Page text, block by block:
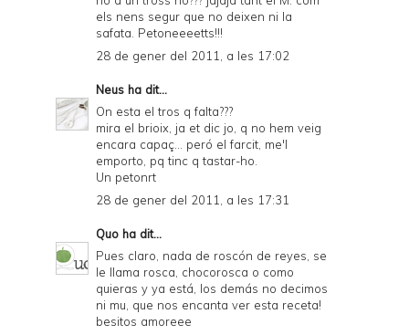
els nens segur que no deixen ni la
safata. Petoneeeetts!!!
28 de gener del 2011, a les 17:02
Neus ha dit...
On esta el tros q falta???
mira el brioix, ja et dic jo, q no hem veig
encara capaç... peró el farcit, me'l
emporto, pq tinc q tastar-ho.
Un petonrt
28 de gener del 2011, a les 17:31
Quo ha dit...
Pues claro, nada de roscón de reyes, se
le llama rosca, chocorosca o como
quieras y ya está, los demás no decimos
ni mu, que nos encanta ver esta receta!
besitos amoreee